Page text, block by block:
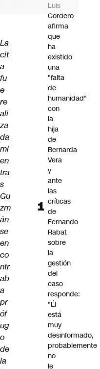
La
cit
a
fu
e
re
ali
za
da
mi
en
tra
s
Gu
zm
án
se
en
co
ntr
ab
a
pr
óf
ug
o
de
la
Luis
Cordero
afirma
que
ha
existido
una
"falta
de
humanidad"
con
la
hija
de
Bernarda
Vera
y
ante
las
críticas
de
Fernando
Rabat
sobre
la
gestión
del
caso
responde:
"Él
está
muy
desinformado,
probablemente
no
le